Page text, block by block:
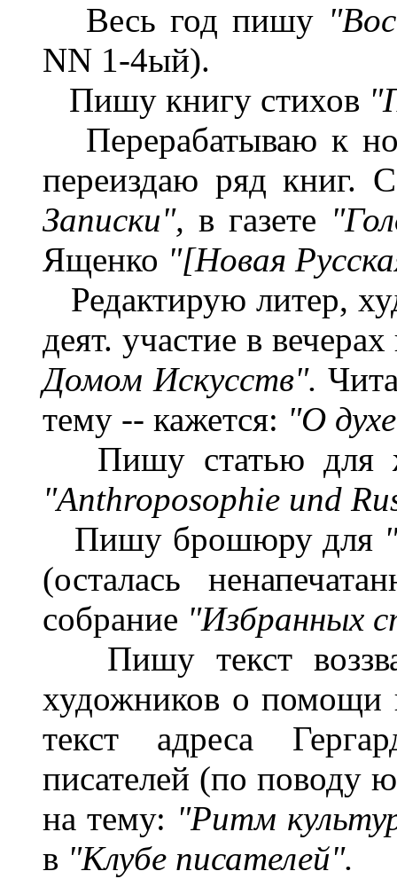
Весь год пишу
NN 1-4ый).
Пишу книгу стихов
Перерабатываю к
переиздаю ряд книг.
Записки",в газете
Ященко "[Новая
Редактирую литер,
деят. участие в
Домом Искусств".
тему -- кажется: "О
Пишу статью для
"Anthroposophie und
Пишу брошюру для
(осталась
собрание "Избранных
Пишу текст
художников о помощи
текст адреса
писателей (по поводу
на тему: "Ритм
в "Клубе писателей".